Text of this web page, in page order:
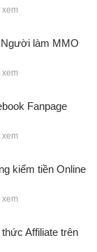
làm MMO
Fanpage
kiếm tiền Online
Affiliate trên